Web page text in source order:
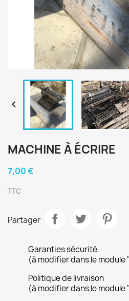

MACHINE À ÉCRIRE
7,00 €
TTC
Partager
Garanties sécurité
(à modifier dans le module
Politique de livraison
(à modifier dans le module